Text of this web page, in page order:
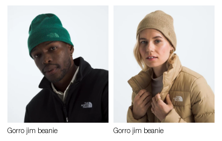
Gorro jim beanie Gorro jim beanie